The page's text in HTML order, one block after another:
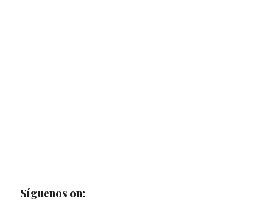
Síguenos on: